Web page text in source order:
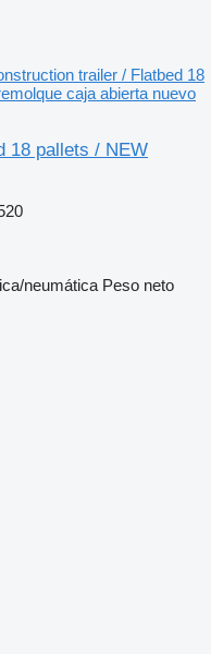
trailer / Flatbed 18
caja abierta nuevo
18 pallets / NEW
neumática Peso neto